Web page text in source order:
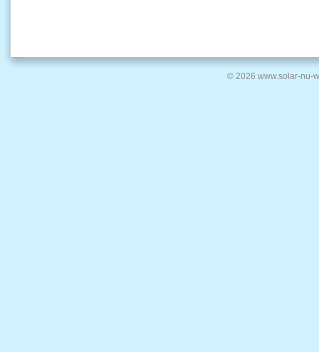
© 2026 www.solar-nu-